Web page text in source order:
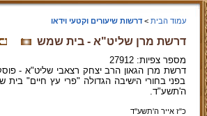
עמוד הבית >דרשות שיעורים וקטעי וידאו
דרשת מרן שליט"א - בית שמש
מספר צפיות: 27912
דרשת מרן הגאון הרב יצחק רצאבי שליט"א -
בפני בחורי הישיבה הגדולה "פרי עץ חיים" בית
ה'תשע"ד.
כ"ז אייר ה'תשע''ד